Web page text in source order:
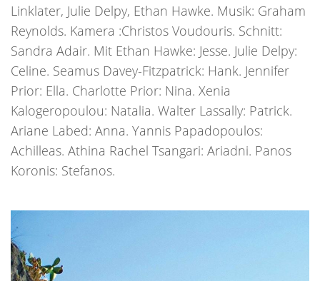
Linklater, Julie Delpy, Ethan Hawke. Musik: Graham
Reynolds. Kamera :Christos Voudouris. Schnitt:
Sandra Adair. Mit Ethan Hawke: Jesse. Julie Delpy:
Celine. Seamus Davey-Fitzpatrick: Hank. Jennifer
Prior: Ella. Charlotte Prior: Nina. Xenia
Kalogeropoulou: Natalia. Walter Lassally: Patrick.
Ariane Labed: Anna. Yannis Papadopoulos:
Achilleas. Athina Rachel Tsangari: Ariadni. Panos
Koronis: Stefanos.